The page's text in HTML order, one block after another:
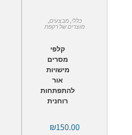
כללי ,מבצעים
מוצרים של רקפת
קלפי
מסרים
מישויות
אור
להתפתחות
רוחנית
₪150.00